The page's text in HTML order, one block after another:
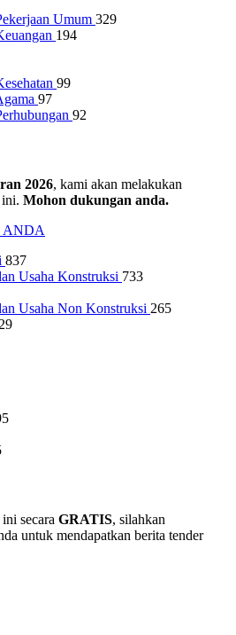
Umum 329
194
99
97
92
2026, kami akan melakukan
ini. Mohon dukungan anda.
837
Usaha Konstruksi 733
Usaha Non Konstruksi 265
secara GRATIS, silahkan
untuk mendapatkan berita tender